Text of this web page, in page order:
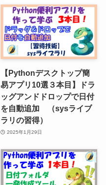
【Pythonデスクトップ簡
易アプリ10選３本目】ドラ
ッグアンドドロップで日付
を自動追加 （sysライブ
ラリの習得）
2025年1月29日